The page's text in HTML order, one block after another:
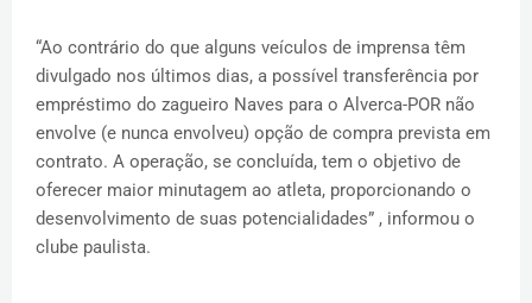
“Ao contrário do que alguns veículos de imprensa têm
divulgado nos últimos dias, a possível transferência por
empréstimo do zagueiro Naves para o Alverca-POR não
envolve (e nunca envolveu) opção de compra prevista em
contrato. A operação, se concluída, tem o objetivo de
oferecer maior minutagem ao atleta, proporcionando o
desenvolvimento de suas potencialidades” , informou o
clube paulista.